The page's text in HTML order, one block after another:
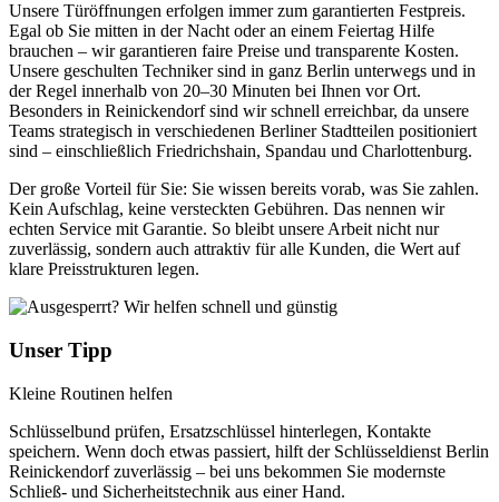
Unsere Türöffnungen erfolgen immer zum garantierten Festpreis.
Egal ob Sie mitten in der Nacht oder an einem Feiertag Hilfe
brauchen – wir garantieren faire Preise und transparente Kosten.
Unsere geschulten Techniker sind in ganz Berlin unterwegs und in
der Regel innerhalb von 20–30 Minuten bei Ihnen vor Ort.
Besonders in Reinickendorf sind wir schnell erreichbar, da unsere
Teams strategisch in verschiedenen Berliner Stadtteilen positioniert
sind – einschließlich Friedrichshain, Spandau und Charlottenburg.
Der große Vorteil für Sie: Sie wissen bereits vorab, was Sie zahlen.
Kein Aufschlag, keine versteckten Gebühren. Das nennen wir
echten Service mit Garantie. So bleibt unsere Arbeit nicht nur
zuverlässig, sondern auch attraktiv für alle Kunden, die Wert auf
klare Preisstrukturen legen.
Unser Tipp
Kleine Routinen helfen
Schlüsselbund prüfen, Ersatzschlüssel hinterlegen, Kontakte
speichern. Wenn doch etwas passiert, hilft der Schlüsseldienst Berlin
Reinickendorf zuverlässig – bei uns bekommen Sie modernste
Schließ- und Sicherheitstechnik aus einer Hand.